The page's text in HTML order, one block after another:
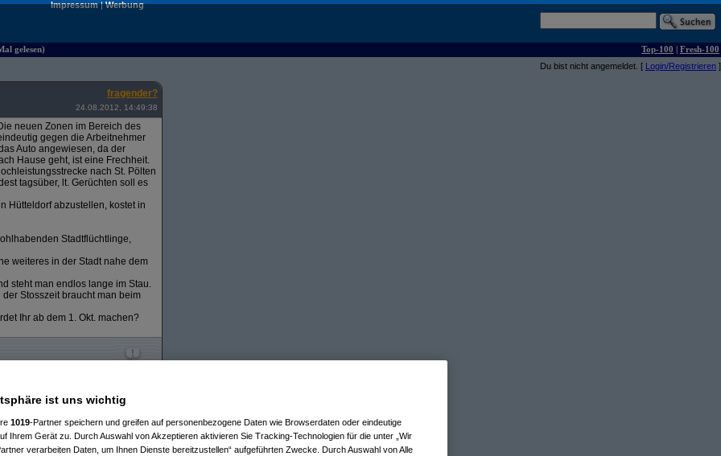
Impressum|Werbung
gelesen) Top-100 | Fresh-100
Du bist nicht angemeldet. [ Login/Registrieren ]
fragender?
24.08.2012, 14:49:38
neuen Zonen im Bereich des
gegen die Arbeitnehmer
Auto angewiesen, da der
Hause geht, ist eine Frechheit.
nach St. Pölten
tagsüber, lt. Gerüchten soll es
Hütteldorf abzustellen, kostet in
Stadtflüchtlinge,
weiteres in der Stadt nahe dem
steht man endlos lange im Stau.
Stosszeit braucht man beim
Ihr ab dem 1. Okt. machen?
ist uns wichtig
1019-Partner speichern und greifen auf personenbezogene Daten wie Browserdaten oder eindeutige
Ihrem Gerät zu. Durch Auswahl von Akzeptieren aktivieren Sie Tracking-Technologien für die unter „Wir
verarbeiten Daten, um Ihnen Dienste bereitzustellen“ aufgeführten Zwecke. Durch Auswahl von Alle